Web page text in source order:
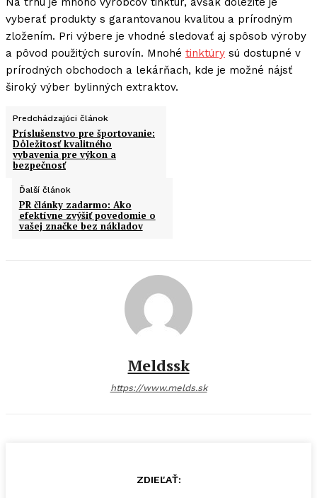
vyberať produkty s garantovanou kvalitou a prírodným
zložením. Pri výbere je vhodné sledovať aj spôsob výroby
a pôvod použitých surovín. Mnohé tinktúry sú dostupné v
prírodných obchodoch a lekárňach, kde je možné nájsť
široký výber bylinných extraktov.
Predchádzajúci článok
Príslušenstvo pre športovanie:
Dôležitosť kvalitného
vybavenia pre výkon a
bezpečnosť
Ďalší článok
PR články zadarmo: Ako
efektívne zvýšiť povedomie o
vašej značke bez nákladov
Meldssk
https://www.melds.sk
ZDIEĽAŤ: